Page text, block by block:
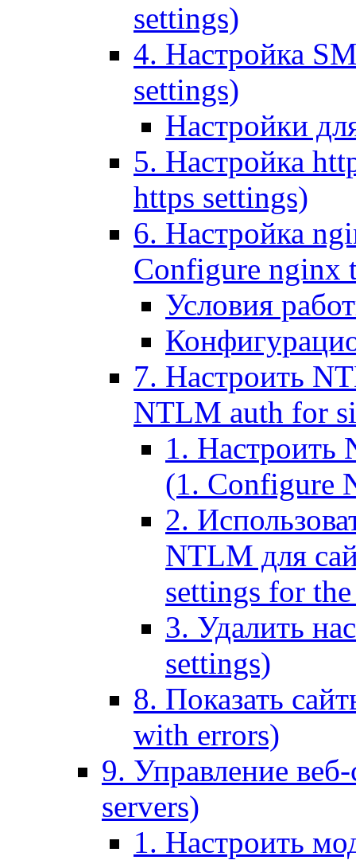
settings)
4. Настройка
settings)
Настройки
5. Настройка
https settings)
6. Настройка
Configure nginx
Условия
7. Настроить
NTLM auth for
1. Настроить
(1. Configure
2.
NTLM для
settings for
3. Удалить
settings)
8. Показать
with errors)
9. Управление
servers)
1. Настроить